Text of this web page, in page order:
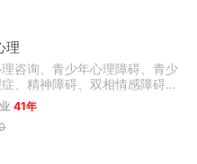
理
咨询、青少年心理障碍、青少
、精神障碍、双相情感障碍、
想症、强迫症、社交恐惧症、
障碍、头晕头痛、植物神经紊
病。
41年